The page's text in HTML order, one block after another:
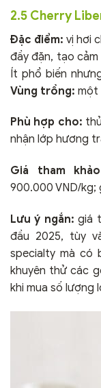
2.5 Cherry
Đặc điểm: vị hơi
đầy đặn, tạo
Ít phổ biến
Vùng trồng: một
Phù hợp cho:
nhận lớp hương
Giá tham
900.000 VND/kg;
Lưu ý ngắn: giá
đầu 2025, tùy
specialty mà có
khuyên thử các
khi mua số lượng